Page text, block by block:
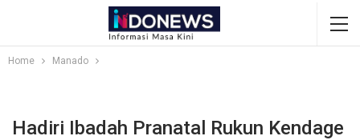
Home Manado
Hadiri Ibadah Pranatal Rukun Kendage